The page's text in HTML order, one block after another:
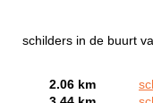
schilders in de buurt
2.06 km